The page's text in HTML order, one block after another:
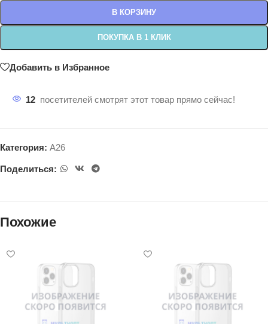
В КОРЗИНУ
ПОКУПКА В 1 КЛИК
Добавить в Избранное
12 посетителей смотрят этот товар прямо сейчас!
Категория: A26
Поделиться:
Похожие